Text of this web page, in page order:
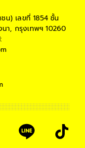
น) เลขที่ 1854 ชั้น
นา, กรุงเทพฯ 10260